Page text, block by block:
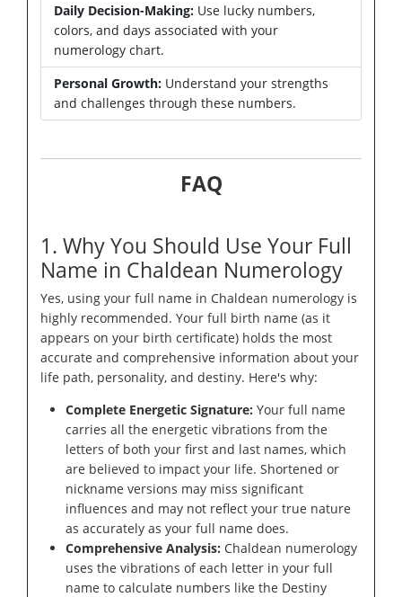
Daily Decision-Making: Use lucky numbers,
colors, and days associated with your
numerology chart.
Personal Growth: Understand your strengths
and challenges through these numbers.
FAQ
1. Why You Should Use Your Full
Name in Chaldean Numerology
Yes, using your full name in Chaldean numerology is
highly recommended. Your full birth name (as it
appears on your birth certificate) holds the most
accurate and comprehensive information about your
life path, personality, and destiny. Here's why:
Complete Energetic Signature: Your full name
carries all the energetic vibrations from the
letters of both your first and last names, which
are believed to impact your life. Shortened or
nickname versions may miss significant
influences and may not reflect your true nature
as accurately as your full name does.
Comprehensive Analysis: Chaldean numerology
uses the vibrations of each letter in your full
name to calculate numbers like the Destiny